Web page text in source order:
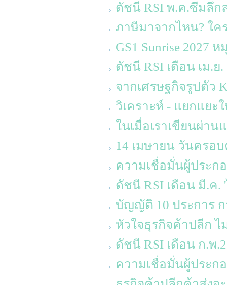
ดัชนี RSI พ.ค.ซึมลึก
ภาษีมาจากไหน? ใค
GS1 Sunrise 2027
ดัชนี RSI เดือน เม.ย
จากเศรษฐกิจรูปตัว
วิเคราะห์ - แยกแยะใ
ในเมื่อเราเขียนผ่า
14 เมษายน วันครอ
ความเชื่อมั่นผู้ประก
ดัชนี RSI เดือน มี.ค.
บัญญัติ 10 ประการ ก
หัวใจธุรกิจค้าปลีก ไ
ดัชนี RSI เดือน ก.พ
ความเชื่อมั่นผู้ประก